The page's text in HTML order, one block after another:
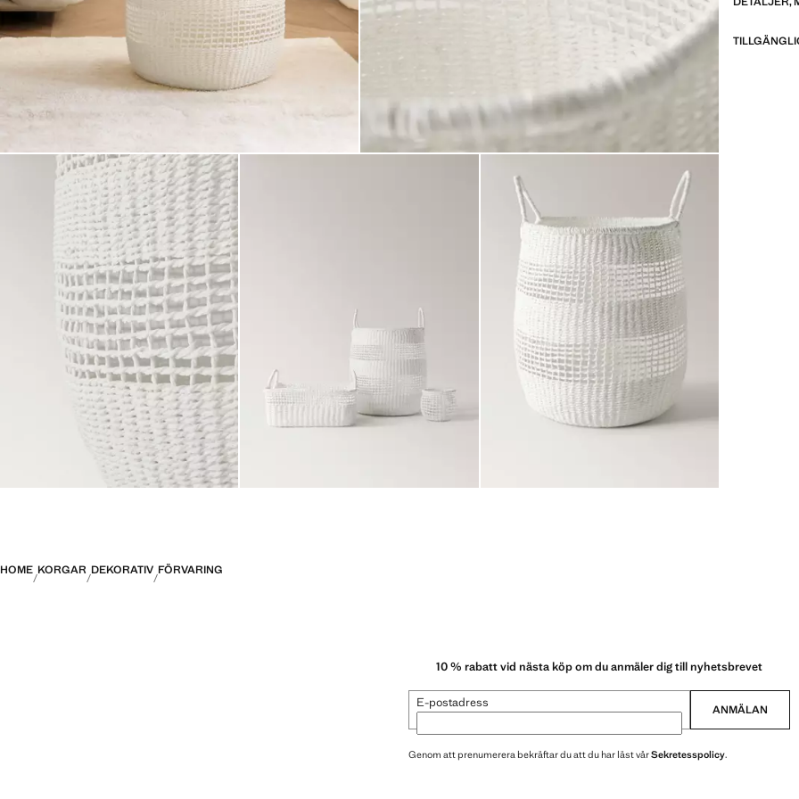
HOME KORGAR DEKORATIV FÖRVARING
10 % rabatt vid nästa köp om du anmäler dig till nyhetsbrevet
E-postadress ANMÄLAN
Genom att prenumerera bekräftar du att du har läst vårSekretesspolicy.